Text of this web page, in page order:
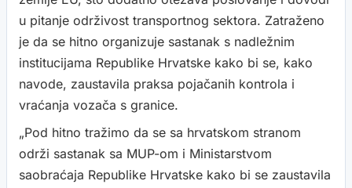
u pitanje održivost transportnog sektora. Zatraženo
je da se hitno organizuje sastanak s nadležnim
institucijama Republike Hrvatske kako bi se, kako
navode, zaustavila praksa pojačanih kontrola i
vraćanja vozača s granice.
„Pod hitno tražimo da se sa hrvatskom stranom
održi sastanak sa MUP-om i Ministarstvom
saobraćaja Republike Hrvatske kako bi se zaustavila